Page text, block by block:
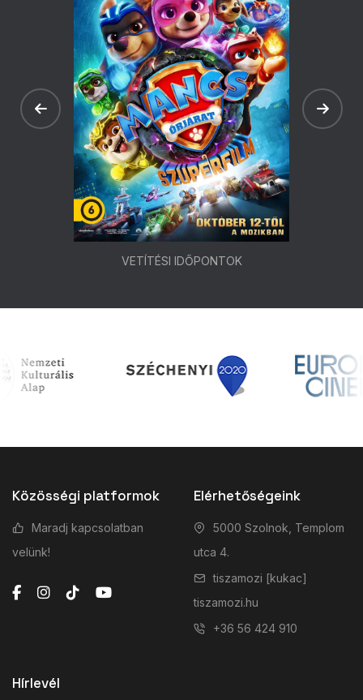
VETÍTÉSI IDŐPONTOK
Közösségi platformok
Maradj kapcsolatban
velünk!
Elérhetőségeink
5000 Szolnok, Templom
utca 4.
tiszamozi [kukac]
tiszamozi.hu
+36 56 424 910
Hírlevél